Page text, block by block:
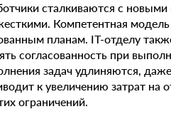
сталкиваются с
Компетентная
планам. IT-отделу
согласованность при
задач удлиняются,
к увеличению затрат
ограничений.